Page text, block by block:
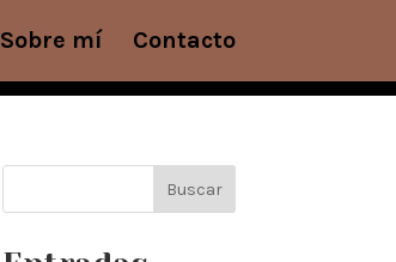
Sobre mí Contacto
Buscar